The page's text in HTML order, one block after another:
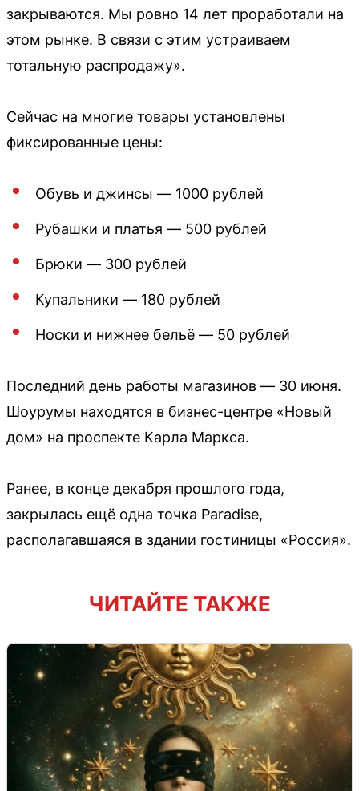
закрываются. Мы ровно 14 лет проработали на
этом рынке. В связи с этим устраиваем
тотальную распродажу».
Сейчас на многие товары установлены
фиксированные цены:
Обувь и джинсы — 1000 рублей
Рубашки и платья — 500 рублей
Брюки — 300 рублей
Купальники — 180 рублей
Носки и нижнее бельё — 50 рублей
Последний день работы магазинов — 30 июня.
Шоурумы находятся в бизнес-центре «Новый
дом» на проспекте Карла Маркса.
Ранее, в конце декабря прошлого года,
закрылась ещё одна точка Paradise,
располагавшаяся в здании гостиницы «Россия».
ЧИТАЙТЕ ТАКЖЕ